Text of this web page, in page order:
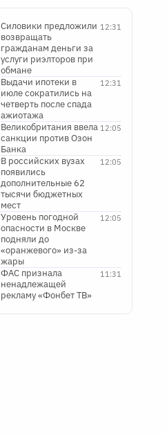
возвращать
услуги риэлторов при
обмане
Выдачи ипотеки в
июле сократились на
четверть после спада
ажиотажа
Великобритания ввела
санкции против Озон
Банка
12:05
В российских вузах
появились
дополнительные 62
тысячи бюджетных
мест
Уровень погодной
опасности в Москве
подняли до
«оранжевого» из-за
жары
ФАС признала
ненадлежащей
рекламу «Фонбет ТВ»